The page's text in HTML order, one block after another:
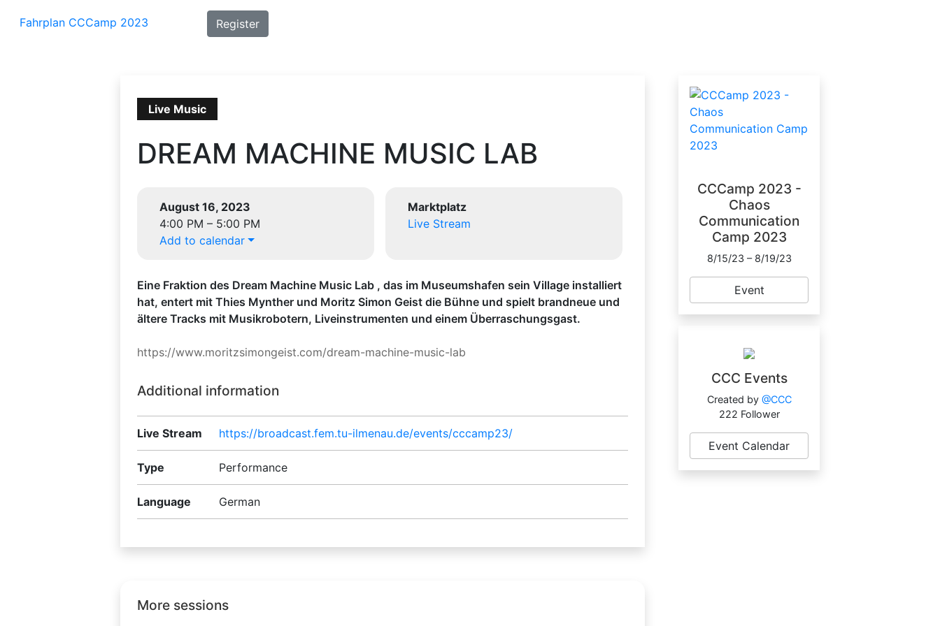
Fahrplan CCCamp 2023 Register
Live Music
DREAM MACHINE MUSIC LAB
August 16, 2023
4:00 PM – 5:00 PM
Add to calendar
Marktplatz
Live Stream
Eine Fraktion des Dream Machine Music Lab , das im Museumshafen sein Village installiert
hat, entert mit Thies Mynther und Moritz Simon Geist die Bühne und spielt brandneue und
ältere Tracks mit Musikrobotern, Liveinstrumenten und einem Überraschungsgast.
https://www.moritzsimongeist.com/dream-machine-music-lab
Additional information
Live Stream https://broadcast.fem.tu-ilmenau.de/events/cccamp23/
Type Performance
Language German
More sessions
CCCamp 2023 -
Chaos
Communication
Camp 2023
8/15/23 – 8/19/23
Event
CCC Events
Created by @CCC
222 Follower
Event Calendar